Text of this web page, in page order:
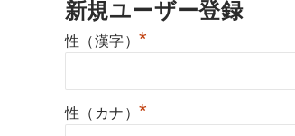
新規ユーザー登録
性（漢字） *
性（カナ） *